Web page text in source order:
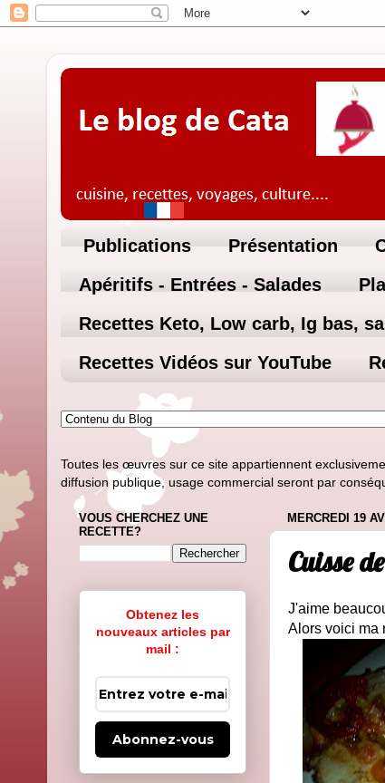
Publications Présentation
Apéritifs - Entrées - Salades
Recettes Keto, Low carb, Ig bas,
Recettes Vidéos sur YouTube
Toutes les œuvres sur ce site appartiennent
diffusion publique, usage commercial seront par
MERCREDI 19
Cuisse
J'aime
Alors voici ma
VOUS CHERCHEZ UNE
RECETTE?
Obtenez les
nouveaux articles par
mail :
Abonnez-vous